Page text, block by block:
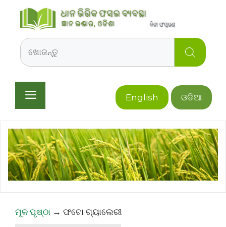
Search
English ଓଡିଆ
Menu
ମୂଳ ପୃଷ୍ଠା → ଫଟୋ ଗ୍ୟାଲେରୀ